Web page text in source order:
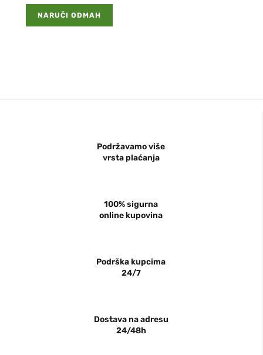
NARUČI ODMAH
Podržavamo više
vrsta plaćanja
100% sigurna
online kupovina
Podrška kupcima
24/7
Dostava na adresu
24/48h